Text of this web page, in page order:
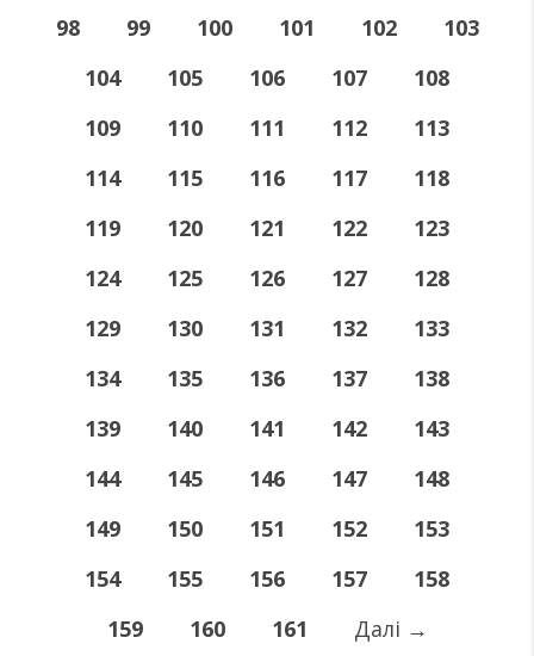
98
99 100 101 102
103
104
105 106 107
108
109
110 111 112
113
114
115 116 117
118
119
120 121 122
123
124
125 126 127
128
129
130 131 132
133
134
135 136 137
138
139
140 141 142
143
144
145 146 147
148
149
150 151 152
153
154
155 156 157
158
159
160 161 Далі →